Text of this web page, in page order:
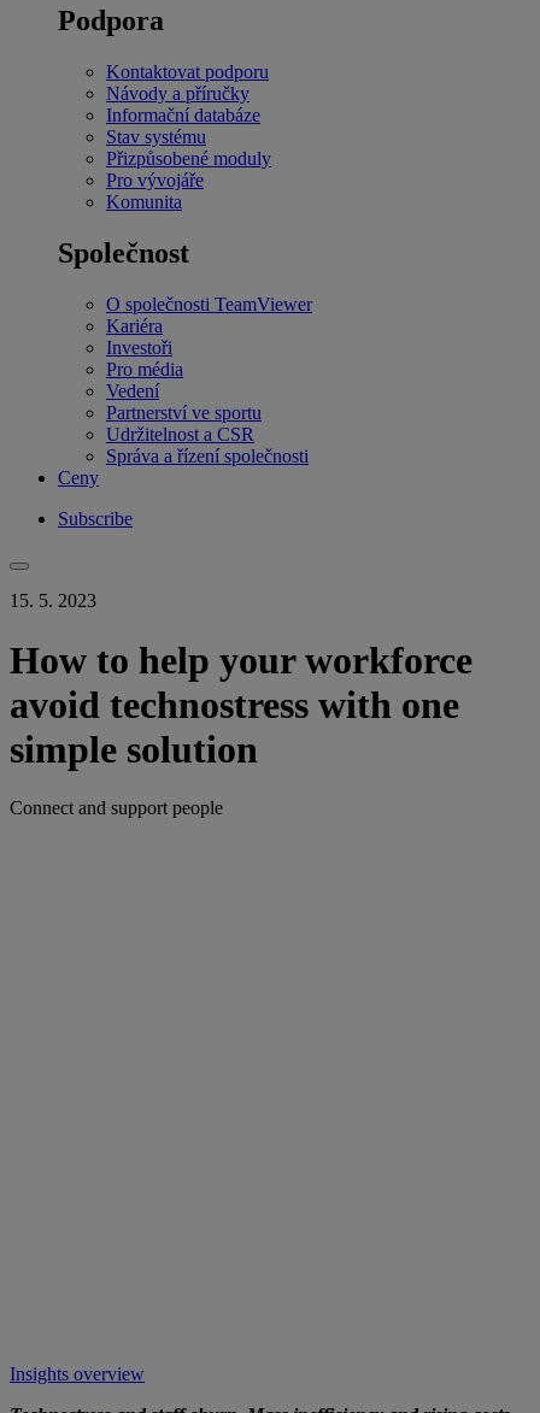
Podpora
Kontaktovat podporu
Návody a příručky
Informační databáze
Stav systému
Přizpůsobené moduly
Pro vývojáře
Komunita
Společnost
O společnosti TeamViewer
Kariéra
Investoři
Pro média
Vedení
Partnerství ve sportu
Udržitelnost a CSR
Správa a řízení společnosti
Ceny
Subscribe
15. 5. 2023
How to help your workforce
avoid technostress with one
simple solution
Connect and support people
Insights overview